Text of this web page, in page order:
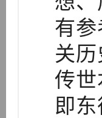
有
关
传世
即